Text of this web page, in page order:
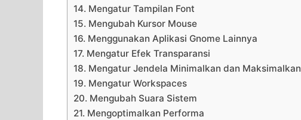
14. Mengatur Tampilan Font
15. Mengubah Kursor Mouse
16. Menggunakan Aplikasi Gnome Lainnya
17. Mengatur Efek Transparansi
18. Mengatur Jendela Minimalkan dan Maksimalkan
19. Mengatur Workspaces
20. Mengubah Suara Sistem
21. Mengoptimalkan Performa